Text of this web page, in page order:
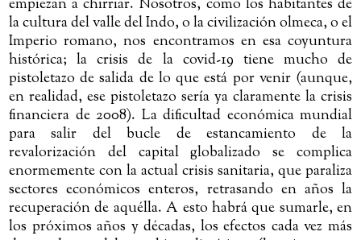
empiezan a chirriar. Nosotros, como los habitantes de
la cultura del valle del Indo, o la civilización olmeca, o el
Imperio romano, nos encontramos en esa coyuntura
histórica; la crisis de la covid-19 tiene mucho de
pistoletazo de salida de lo que está por venir (aunque,
en realidad, ese pistoletazo sería ya claramente la crisis
financiera de 2008). La dificultad económica mundial
para salir del bucle de estancamiento de la
revalorización del capital globalizado se complica
enormemente con la actual crisis sanitaria, que paraliza
sectores económicos enteros, retrasando en años la
recuperación de aquélla. A esto habrá que sumarle, en
los próximos años y décadas, los efectos cada vez más